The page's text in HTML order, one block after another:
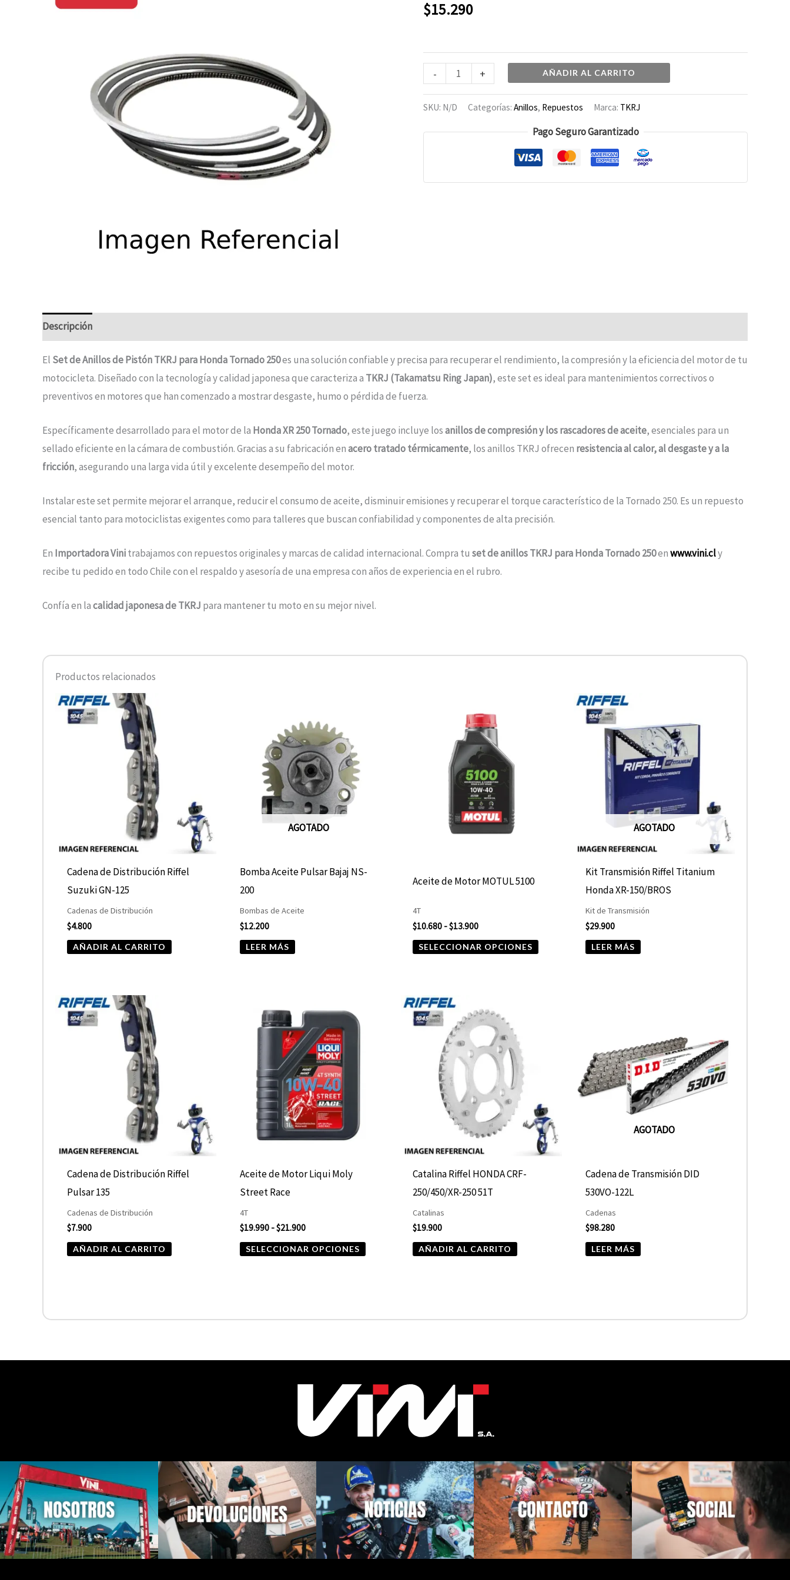
$15.290
-
Tornado
+ AÑADIR AL CARRITO
SKU: N/D Categorías: Anillos, Repuestos Marca: TKRJ
Pago Seguro Garantizado
Descripción
El Set de Anillos de Pistón TKRJ para Honda Tornado 250es una solución confiable y precisa para recuperar el rendimiento, la compresión y la eficiencia del motor de tu
motocicleta. Diseñado con la tecnología y calidad japonesa que caracteriza a TKRJ (Takamatsu Ring Japan), este set es ideal para mantenimientos correctivos o
preventivos en motores que han comenzado a mostrar desgaste, humo o pérdida de fuerza.
Específicamente desarrollado para el motor de la Honda XR 250 Tornado, este juego incluye losanillos de compresión y los rascadores de aceite, esenciales para un
sellado eficiente en la cámara de combustión. Gracias a su fabricación enacero tratado térmicamente, los anillos TKRJ ofrecen resistencia al calor, al desgaste y a la
fricción, asegurando una larga vida útil y excelente desempeño del motor.
Instalar este set permite mejorar el arranque, reducir el consumo de aceite, disminuir emisiones y recuperar el torque característico de la Tornado 250. Es un repuesto
esencial tanto para motociclistas exigentes como para talleres que buscan confiabilidad y componentes de alta precisión.
En Importadora Vinitrabajamos con repuestos originales y marcas de calidad internacional. Compra tu set de anillos TKRJ para Honda Tornado 250enwww.vini.cly
recibe tu pedido en todo Chile con el respaldo y asesoría de una empresa con años de experiencia en el rubro.
Confía en lacalidad japonesa de TKRJ para mantener tu moto en su mejor nivel.
Productos relacionados
Cadena de Distribución Riffel
Suzuki GN-125
Cadenas de Distribución
$4.800
AÑADIR AL CARRITO
AGOTADO
Bomba Aceite Pulsar Bajaj NS-
200
Bombas de Aceite
$12.200
LEER MÁS
Aceite de Motor MOTUL 5100
4T
$10.680 -$13.900
precios:
desde
$10.680
hasta
$13.900
SELECCIONAR OPCIONES
de
producto
AGOTADO
Kit Transmisión Riffel Titanium
Honda XR-150/BROS
Kit de Transmisión
$29.900
LEER MÁS
Cadena de Distribución Riffel
Pulsar 135
Cadenas de Distribución
$7.900
AÑADIR AL CARRITO
Aceite de Motor Liqui Moly
Street Race
4T
$19.990 -$21.900
de
desde
$19.990
hasta
$21.900
SELECCIONAR OPCIONES
de
producto
Catalina Riffel HONDA CRF-
250/450/XR-250 51T
Catalinas
$19.900
AÑADIR AL CARRITO
AGOTADO
Cadena de Transmisión DID
530VO-122L
Cadenas
$98.280
LEER MÁS